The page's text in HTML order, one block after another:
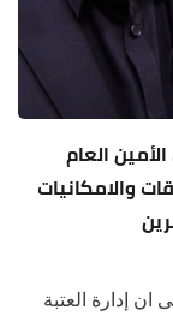
العام
والامكانيات
ان إدارة العتبة